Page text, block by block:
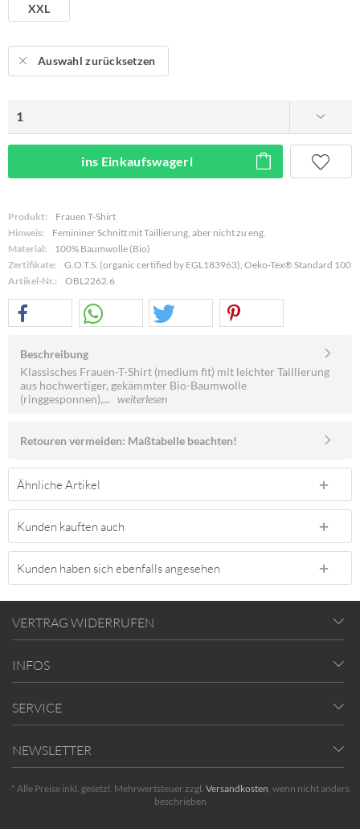
XXL
Auswahl zurücksetzen
ins Einkaufswagerl
Produkt:
Frauen T-Shirt
Hinweis:
Femininer Schnitt mit Taillierung, aber nicht zu eng.
Material:
100% Baumwolle (Bio)
Zertifikate:
G.O.T.S. (organic certified by EGL183963), Oeko-Tex® Standard 100
Artikel-Nr.:
OBL2262.6
Beschreibung
Klassisches Frauen-T-Shirt (medium fit) mit leichter Taillierung
aus hochwertiger, gekämmter Bio-Baumwolle
(ringgesponnen),... weiterlesen
Retouren vermeiden: Maßtabelle beachten!
Ähnliche Artikel
Kunden kauften auch
Kunden haben sich ebenfalls angesehen
VERTRAG WIDERRUFEN
INFOS
SERVICE
NEWSLETTER
* Alle Preise inkl. gesetzl. Mehrwertsteuer zzgl. Versandkosten, wenn nicht anders
beschrieben